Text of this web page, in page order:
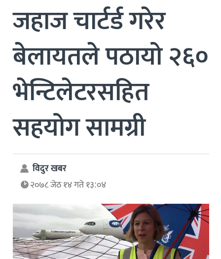
जहाज चार्टर्ड गरेर
बेलायतले पठायो २६०
भेन्टिलेटरसहित
सहयोग सामग्री
विदुर खबर
२०७८ जेठ १४ गते १३:०४